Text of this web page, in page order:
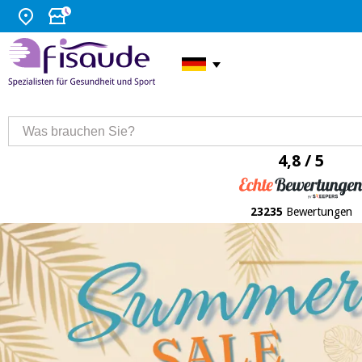
4,8 / 5
23235 Bewertungen